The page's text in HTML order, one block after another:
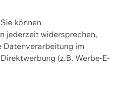
können
jederzeit widersprechen,
Datenverarbeitung im
(z.B. Werbe-E-